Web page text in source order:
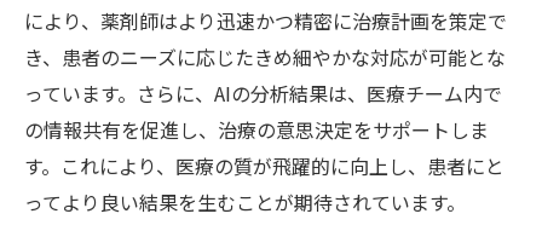
により、薬剤師はより迅速かつ精密に治療計画を策定で
き、患者のニーズに応じたきめ細やかな対応が可能とな
っています。さらに、AIの分析結果は、医療チーム内で
の情報共有を促進し、治療の意思決定をサポートしま
す。これにより、医療の質が飛躍的に向上し、患者にと
ってより良い結果を生むことが期待されています。